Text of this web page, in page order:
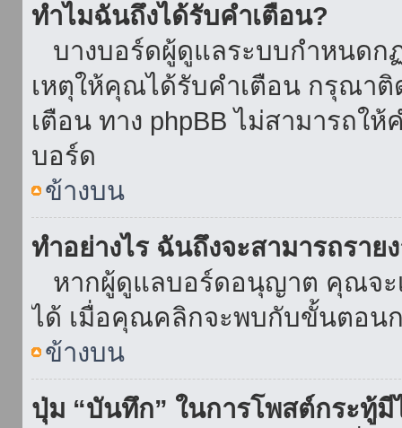
ทำไมฉันถึงได้รับคำเตือน?
บางบอร์ดผู้ดูแลระบบกำหนดก
เหตุให้คุณได้รับคำเตือน กรุณา
เตือน ทาง phpBB ไม่สามารถใ
บอร์ด
ข้างบน
ทำอย่างไร ฉันถึงจะสามารถรา
หากผู้ดูแลบอร์ดอนุญาต คุณจะ
ได้ เมื่อคุณคลิกจะพบกับขั้นตอน
ข้างบน
ปุ่ม “บันทึก” ในการโพสต์กระทู้มี